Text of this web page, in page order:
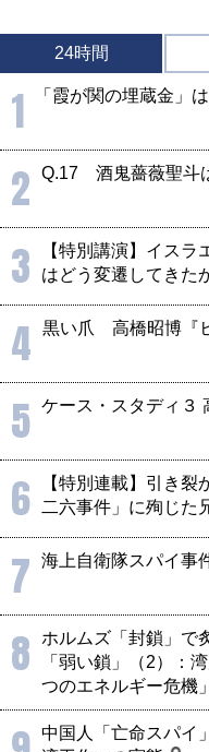
24時間
1 「霞が関の埋蔵金」
2 Q.17 酒鬼薔薇聖斗
3
【特別講演】イスラ
はどう変遷してきた
4 黒い爪 高橋昭博『
5 ケース・スタディ３
6
【特別連載】引き
二六事件」に殉じた
7 海上自衛隊スパイ事
8
ホルムズ「封鎖」で
「弱い鎖」（2）：
つのエネルギー危機」
中国人「亡命スパイ